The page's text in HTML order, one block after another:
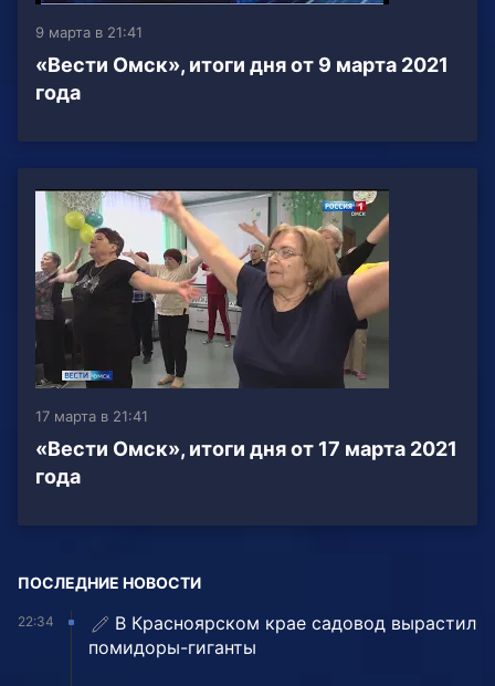
9 марта в 21:41
«Вести Омск», итоги дня от 9 марта 2021
года
17 марта в 21:41
«Вести Омск», итоги дня от 17 марта 2021
года
ПОСЛЕДНИЕ НОВОСТИ
22:34
В Красноярском крае садовод вырастил
помидоры-гиганты